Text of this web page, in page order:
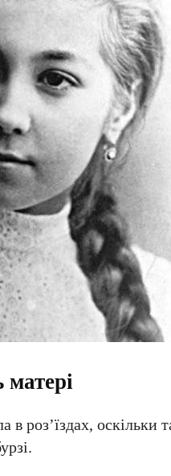
в роз’їздах,